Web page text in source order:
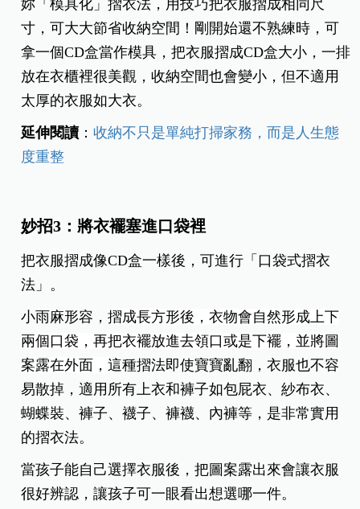
妳「模具化」摺衣法，用技巧把衣服摺成相同尺
寸，可大大節省收納空間！剛開始還不熟練時，可
拿一個CD盒當作模具，把衣服摺成CD盒大小，一排
放在衣櫃裡很美觀，收納空間也會變小，但不適用
太厚的衣服如大衣。
延伸閱讀：收納不只是單純打掃家務，而是人生態
度重整
妙招3：將衣襬塞進口袋裡
把衣服摺成像CD盒一樣後，可進行「口袋式摺衣
法」。
小雨麻形容，摺成長方形後，衣物會自然形成上下
兩個口袋，再把衣襬放進去領口或是下襬，並將圖
案露在外面，這種摺法即使寶寶亂翻，衣服也不容
易散掉，適用所有上衣和褲子如包屁衣、紗布衣、
蝴蝶裝、褲子、襪子、褲襪、內褲等，是非常實用
的摺衣法。
當孩子能自己選擇衣服後，把圖案露出來會讓衣服
很好辨認，讓孩子可一眼看出想選哪一件。